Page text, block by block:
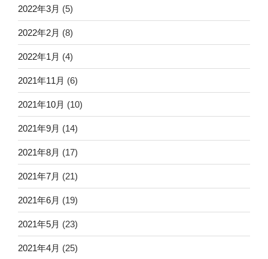
2022年3月 (5)
2022年2月 (8)
2022年1月 (4)
2021年11月 (6)
2021年10月 (10)
2021年9月 (14)
2021年8月 (17)
2021年7月 (21)
2021年6月 (19)
2021年5月 (23)
2021年4月 (25)